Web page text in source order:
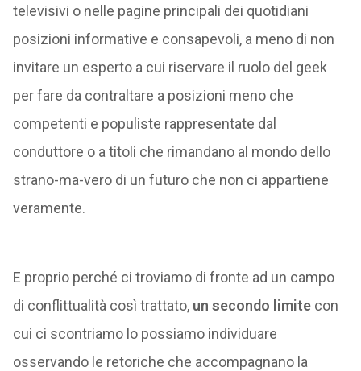
televisivi o nelle pagine principali dei quotidiani
posizioni informative e consapevoli, a meno di non
invitare un esperto a cui riservare il ruolo del geek
per fare da contraltare a posizioni meno che
competenti e populiste rappresentate dal
conduttore o a titoli che rimandano al mondo dello
strano-ma-vero di un futuro che non ci appartiene
veramente.
E proprio perché ci troviamo di fronte ad un campo
di conflittualità così trattato, un secondo limitecon
cui ci scontriamo lo possiamo individuare
osservando le retoriche che accompagnano la